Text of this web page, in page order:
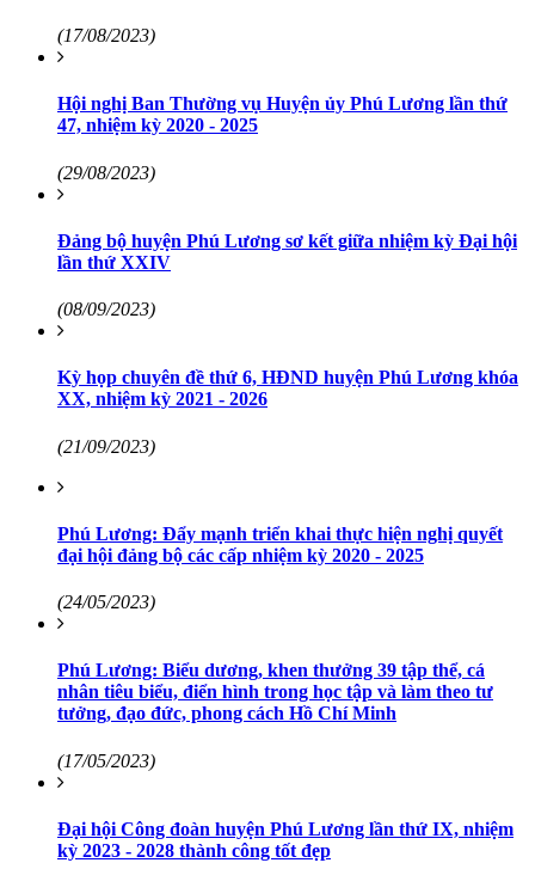
(17/08/2023)
Hội nghị Ban Thường vụ Huyện ủy Phú Lương lần thứ
47, nhiệm kỳ 2020 - 2025
(29/08/2023)
Đảng bộ huyện Phú Lương sơ kết giữa nhiệm kỳ Đại hội
lần thứ XXIV
(08/09/2023)
Kỳ họp chuyên đề thứ 6, HĐND huyện Phú Lương khóa
XX, nhiệm kỳ 2021 - 2026
(21/09/2023)
Phú Lương: Đẩy mạnh triển khai thực hiện nghị quyết
đại hội đảng bộ các cấp nhiệm kỳ 2020 - 2025
(24/05/2023)
Phú Lương: Biểu dương, khen thưởng 39 tập thể, cá
nhân tiêu biểu, điển hình trong học tập và làm theo tư
tưởng, đạo đức, phong cách Hồ Chí Minh
(17/05/2023)
Đại hội Công đoàn huyện Phú Lương lần thứ IX, nhiệm
kỳ 2023 - 2028 thành công tốt đẹp